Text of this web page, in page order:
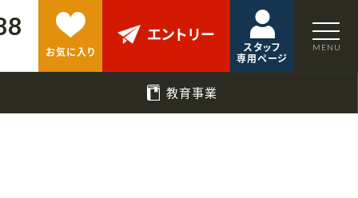
お気に入り
エントリー
スタッフ
専用ページ
教育事業